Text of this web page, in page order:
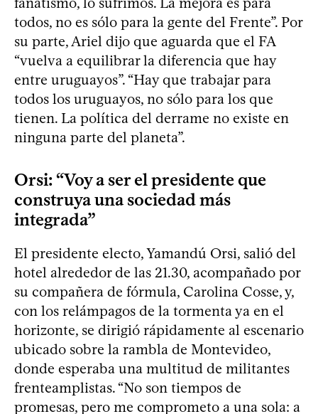
todos, no es sólo para la gente del Frente”. Por
su parte, Ariel dijo que aguarda que el FA
“vuelva a equilibrar la diferencia que hay
entre uruguayos”. “Hay que trabajar para
todos los uruguayos, no sólo para los que
tienen. La política del derrame no existe en
ninguna parte del planeta”.
Orsi: “Voy a ser el presidente que
construya una sociedad más
integrada”
El presidente electo, Yamandú Orsi, salió del
hotel alrededor de las 21.30, acompañado por
su compañera de fórmula, Carolina Cosse, y,
con los relámpagos de la tormenta ya en el
horizonte, se dirigió rápidamente al escenario
ubicado sobre la rambla de Montevideo,
donde esperaba una multitud de militantes
frenteamplistas. “No son tiempos de
promesas, pero me comprometo a una sola: a